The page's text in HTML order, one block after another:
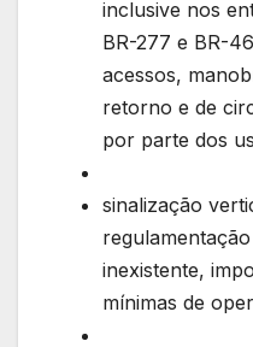
inclusive nos
BR-277 e BR-
acessos,
retorno e de
por parte dos
sinalização
inexistente,
mínimas de